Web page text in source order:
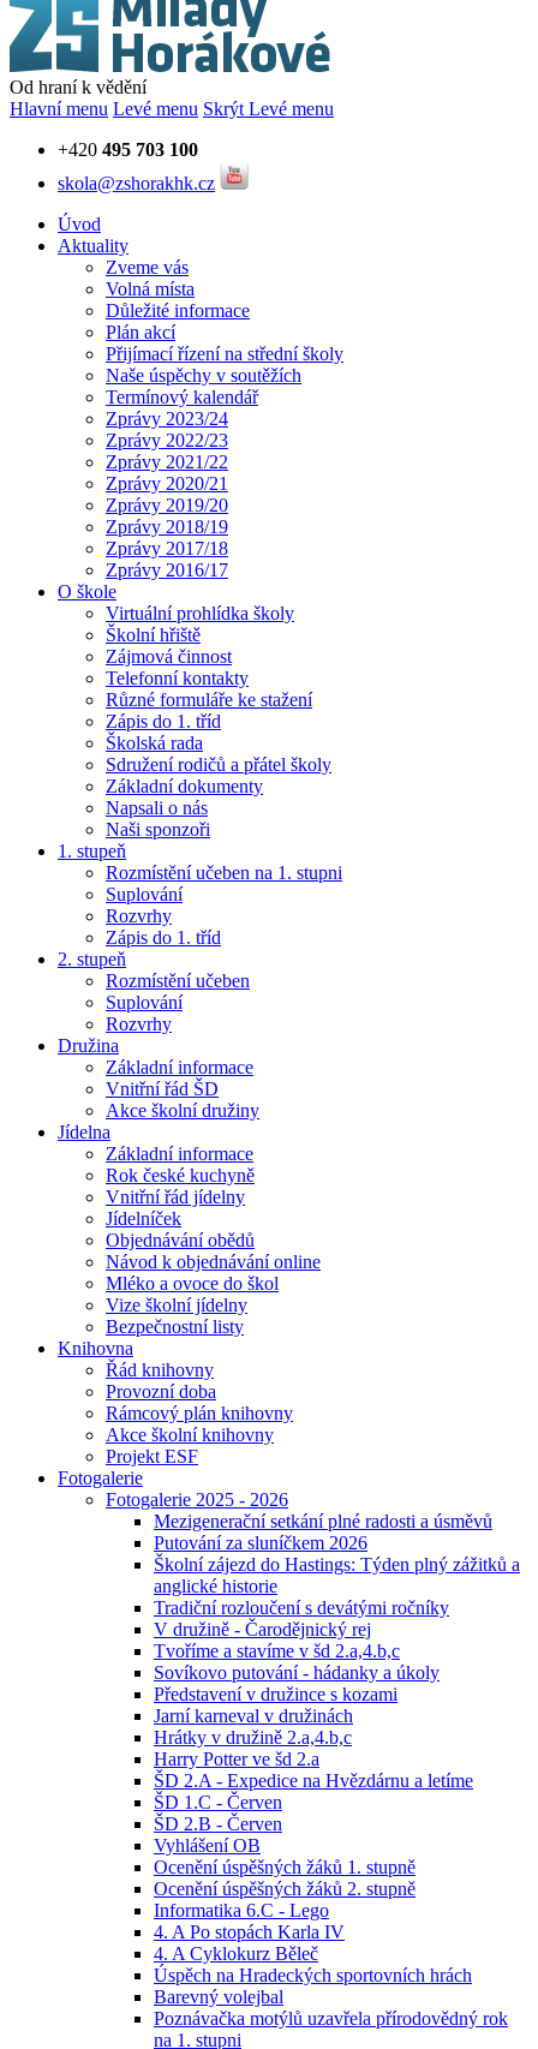
Od hraní k vědění
Hlavní menu Levé menu Skrýt Levé menu
+420 495 703 100
skola@zshorakhk.cz
Úvod
Aktuality
Zveme vás
Volná místa
Důležité informace
Plán akcí
Přijímací řízení na střední školy
Naše úspěchy v soutěžích
Termínový kalendář
Zprávy 2023/24
Zprávy 2022/23
Zprávy 2021/22
Zprávy 2020/21
Zprávy 2019/20
Zprávy 2018/19
Zprávy 2017/18
Zprávy 2016/17
O škole
Virtuální prohlídka školy
Školní hřiště
Zájmová činnost
Telefonní kontakty
Různé formuláře ke stažení
Zápis do 1. tříd
Školská rada
Sdružení rodičů a přátel školy
Základní dokumenty
Napsali o nás
Naši sponzoři
1. stupeň
Rozmístění učeben na 1. stupni
Suplování
Rozvrhy
Zápis do 1. tříd
2. stupeň
Rozmístění učeben
Suplování
Rozvrhy
Družina
Základní informace
Vnitřní řád ŠD
Akce školní družiny
Jídelna
Základní informace
Rok české kuchyně
Vnitřní řád jídelny
Jídelníček
Objednávání obědů
Návod k objednávání online
Mléko a ovoce do škol
Vize školní jídelny
Bezpečnostní listy
Knihovna
Řád knihovny
Provozní doba
Rámcový plán knihovny
Akce školní knihovny
Projekt ESF
Fotogalerie
Fotogalerie 2025 - 2026
Mezigenerační setkání plné radosti a úsměvů
Putování za sluníčkem 2026
Školní zájezd do Hastings: Týden plný zážitků a
anglické historie
Tradiční rozloučení s devátými ročníky
V družině - Čarodějnický rej
Tvoříme a stavíme v šd 2.a,4.b,c
Sovíkovo putování - hádanky a úkoly
Představení v družince s kozami
Jarní karneval v družinách
Hrátky v družině 2.a,4.b,c
Harry Potter ve šd 2.a
ŠD 2.A - Expedice na Hvězdárnu a letíme
ŠD 1.C - Červen
ŠD 2.B - Červen
Vyhlášení OB
Ocenění úspěšných žáků 1. stupně
Ocenění úspěšných žáků 2. stupně
Informatika 6.C - Lego
4. A Po stopách Karla IV
4. A Cyklokurz Běleč
Úspěch na Hradeckých sportovních hrách
Barevný volejbal
Poznávačka motýlů uzavřela přírodovědný rok
na 1. stupni